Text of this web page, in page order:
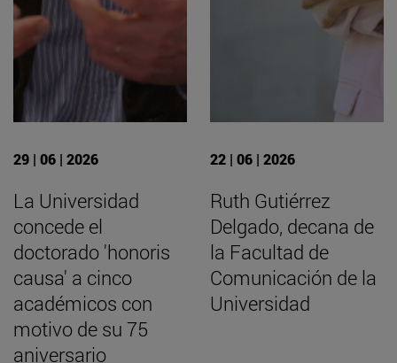
29 | 06 | 2026
La Universidad
concede el
doctorado 'honoris
causa' a cinco
académicos con
motivo de su 75
aniversario
22 | 06 | 2026
Ruth Gutiérrez
Delgado, decana de
la Facultad de
Comunicación de la
Universidad